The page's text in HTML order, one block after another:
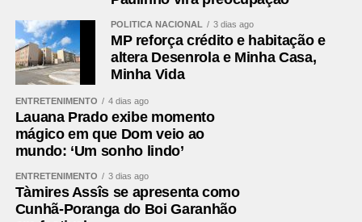
POLÍTICA NACIONAL 3 dias ago
MP reforça crédito e habitação e
altera Desenrola e Minha Casa,
Minha Vida
ENTRETENIMENTO 4 dias ago
Lauana Prado exibe momento
mágico em que Dom veio ao
mundo: ‘Um sonho lindo’
ENTRETENIMENTO 3 dias ago
Tàmires Assîs se apresenta como
Cunhã-Poranga do Boi Garanhão